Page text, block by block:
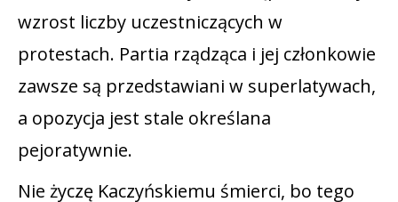
wzrost liczby uczestniczących w
protestach. Partia rządząca i jej członkowie
zawsze są przedstawiani w superlatywach,
a opozycja jest stale określana
pejoratywnie.
Nie życzę Kaczyńskiemu śmierci, bo tego